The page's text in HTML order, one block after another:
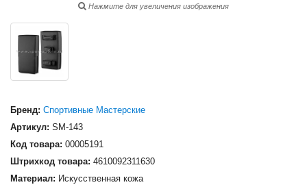
Нажмите для увеличения изображения
Бренд: Спортивные Мастерские
Артикул: SM-143
Код товара: 00005191
Штрихкод товара: 4610092311630
Материал: Искусственная кожа